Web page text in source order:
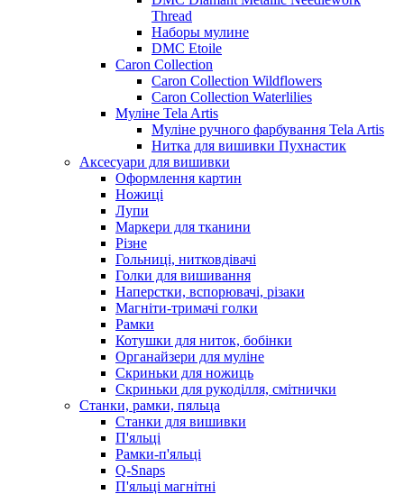
Thread
Наборы мулине
DMC Etoile
Caron Collection
Caron Collection Wildflowers
Caron Collection Waterlilies
Муліне Tela Artis
Муліне ручного фарбування Tela Artis
Нитка для вишивки Пухнастик
Аксесуари для вишивки
Оформлення картин
Ножиці
Лупи
Маркери для тканини
Різне
Гольниці, нитковдівачі
Голки для вишивання
Наперстки, вспорювачі, різаки
Магніти-тримачі голки
Рамки
Котушки для ниток, бобінки
Органайзери для муліне
Скриньки для ножиць
Скриньки для рукоділля, смітнички
Станки, рамки, пяльца
Станки для вишивки
П'яльці
Рамки-п'яльці
Q-Snaps
П'яльці магнітні